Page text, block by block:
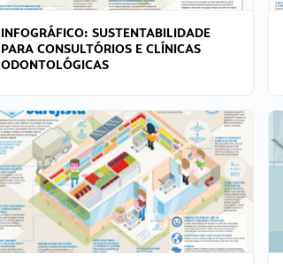
INFOGRÁFICO: SUSTENTABILIDADE
PARA CONSULTÓRIOS E CLÍNICAS
ODONTOLÓGICAS